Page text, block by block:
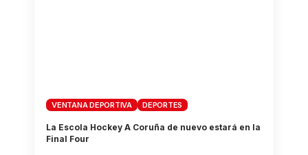
VENTANA DEPORTIVA DEPORTES
La Escola Hockey A Coruña de nuevo estará en la
Final Four